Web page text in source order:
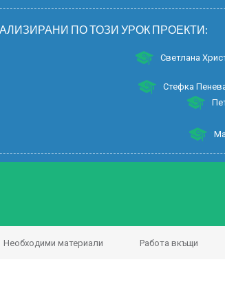
ПО ТОЗИ УРОК ПРОЕКТИ:
Светлана
Стефка
Необходими материали Работа вкъщи